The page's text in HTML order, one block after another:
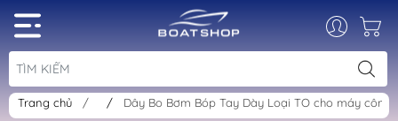
Trang chủ / / Dây Bo Bơm Bóp Tay Dày Loại TO cho máy công